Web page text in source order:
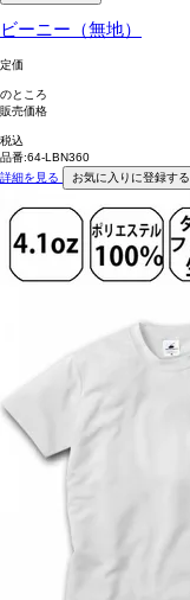
ビーニー（無地）
定価
のところ
販売価格
税込
品番:64-LBN360
詳細を見る
お気に入りに登録する